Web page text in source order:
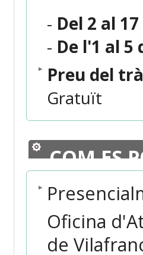
- Del 2 al
- De l'1 al 5
Preu del
Gratuït
COM ES
Oficina
de